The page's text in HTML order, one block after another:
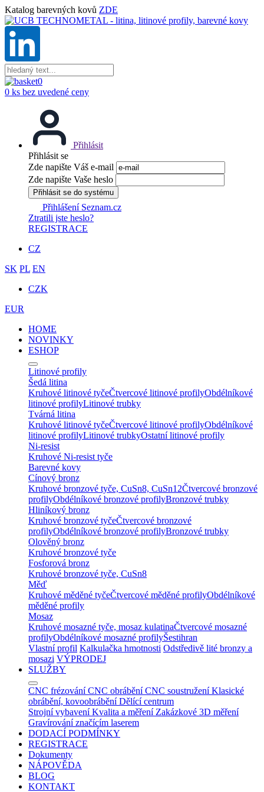
Katalog barevných kovů ZDE
0
0 ks bez uvedené ceny
Přihlásit
Přihlásit se
Zde napište Váš e-mail
Zde napište Vaše heslo
Přihlásit se do systému
Přihlášení Seznam.cz
Ztratili jste heslo?
REGISTRACE
CZ
SK PL EN
CZK
EUR
HOME
NOVINKY
ESHOP
Litinové profily
Šedá litina
Kruhové litinové tyčeČtvercové litinové profilyObdélníkové
litinové profilyLitinové trubky
Tvárná litina
Kruhové litinové tyčeČtvercové litinové profilyObdélníkové
litinové profilyLitinové trubkyOstatní litinové profily
Ni-resist
Kruhové Ni-resist tyče
Barevné kovy
Cínový bronz
Kruhové bronzové tyče, CuSn8, CuSn12Čtvercové bronzové
profilyObdélníkové bronzové profilyBronzové trubky
Hliníkový bronz
Kruhové bronzové tyčeČtvercové bronzové
profilyObdélníkové bronzové profilyBronzové trubky
Olověný bronz
Kruhové bronzové tyče
Fosforová bronz
Kruhové bronzové tyče, CuSn8
Měď
Kruhové měděné tyčeČtvercové měděné profilyObdélníkové
měděné profily
Mosaz
Kruhové mosazné tyče, mosaz kulatinaČtvercové mosazné
profilyObdélníkové mosazné profilyŠestihran
Vlastní profil Kalkulačka hmotnosti Odstředivě lité bronzy a
mosazi VÝPRODEJ
SLUŽBY
CNC frézování CNC obrábění CNC soustružení Klasické
obrábění, kovoobrábění Dělící centrum
Strojní vybavení Kvalita a měření Zakázkové 3D měření
Gravírování značícím laserem
DODACÍ PODMÍNKY
REGISTRACE
Dokumenty
NÁPOVĚDA
BLOG
KONTAKT